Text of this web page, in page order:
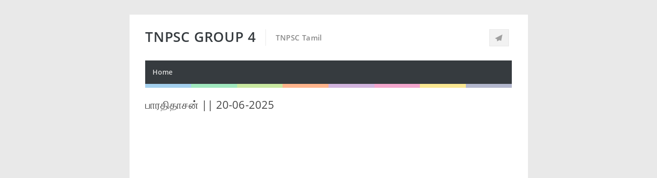
TNPSC GROUP 4 TNPSC Tamil
Home
பாரதிதாசன் || 20-06-2025